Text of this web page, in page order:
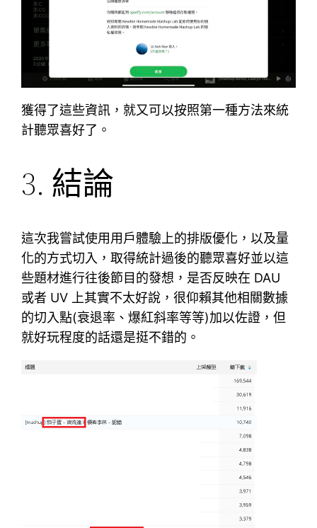
獲得了這些資訊，就又可以按照第一種方法來統
計聽眾喜好了。
3. 結論
這次我嘗試使用用戶體驗上的排版優化，以及量
化的方式切入，取得統計過後的聽眾喜好並以這
些題材進行往後節目的發想，是否反映在 DAU
或者 UV 上其實不太好說，很仰賴其他相關數據
的切入點(衰退率、爆紅斜率等等)加以佐證，但
就好玩程度的話還是挺不錯的。